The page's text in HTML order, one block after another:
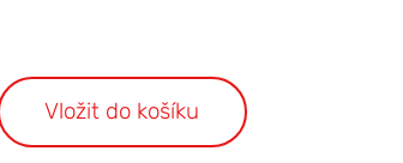
Vložit do košíku